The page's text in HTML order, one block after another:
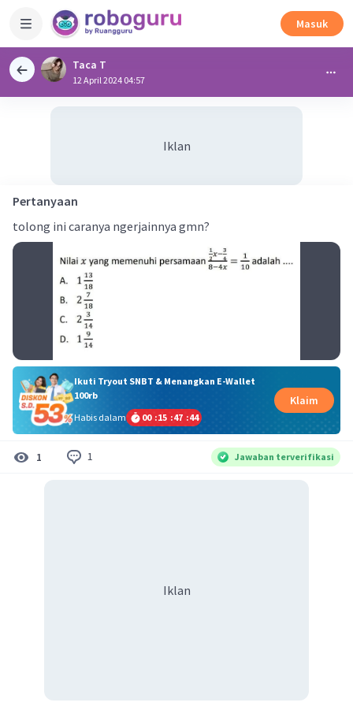
Masuk
Taca T
12 April 2024 04:57
Iklan
Pertanyaan
tolong ini caranya ngerjainnya gmn?
Ikuti Tryout SNBT & Menangkan E-Wallet
100rb
Habis dalam
00 :15 :47 :43
Klaim
1 1 Jawaban terverifikasi
Iklan